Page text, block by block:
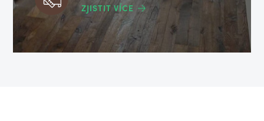
ZJISTIT VÍCE